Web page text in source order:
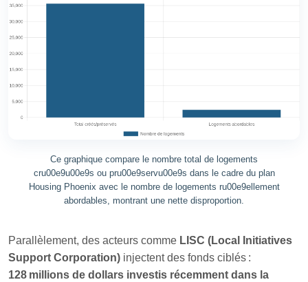
Ce graphique compare le nombre total de logements
cru00e9u00e9s ou pru00e9servu00e9s dans le cadre du plan
Housing Phoenix avec le nombre de logements ru00e9ellement
abordables, montrant une nette disproportion.
Parallèlement, des acteurs comme LISC (Local Initiatives
Support Corporation) injectent des fonds ciblés :
128 millions de dollars investis récemment dans la